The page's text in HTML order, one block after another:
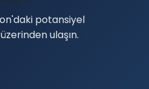
potansiyel
ulaşın.